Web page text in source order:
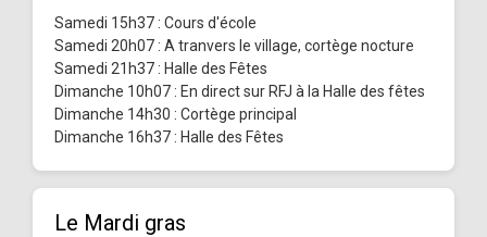
Samedi 15h37 : Cours d'école
Samedi 20h07 : A tranvers le village, cortège nocture
Samedi 21h37 : Halle des Fêtes
Dimanche 10h07 : En direct sur RFJ à la Halle des fêtes
Dimanche 14h30 : Cortège principal
Dimanche 16h37 : Halle des Fêtes
Le Mardi gras